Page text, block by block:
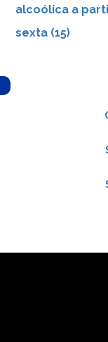
alcoólica a
sexta (15)